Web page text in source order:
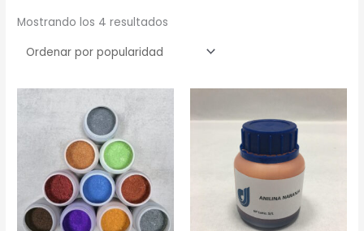
Mostrando los 4 resultados